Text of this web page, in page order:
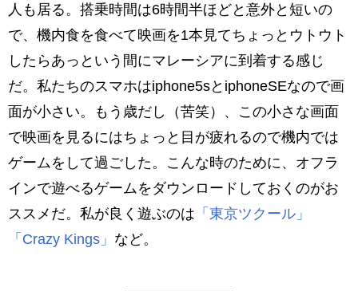
人も居る。搭乗時間は6時間半ほどと意外と短いの
で、機内食を食べて映画を1本見てちょっとウトウト
したらあっという間にマレーシアに到着する感じ
だ。私たちのスマホはiphone5sとiphoneSEなので画
面が小さい。もう歳だし（苦笑）、この小さな画面
で映画を見るにはちょっと目が疲れるので機内では
ゲームをして過ごした。こんな時のために、オフラ
インで遊べるゲームをダウンロードしておくのがお
ススメだ。私が良く遊ぶのは 「東京ツクール」
「Crazy Kings」 など。